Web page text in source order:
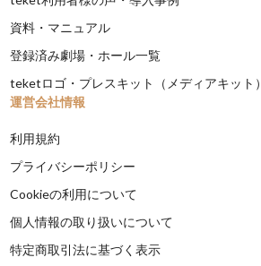
資料・マニュアル
登録済み劇場・ホール一覧
teketロゴ・プレスキット（メディアキット）
運営会社情報
利用規約
プライバシーポリシー
Cookieの利用について
個人情報の取り扱いについて
特定商取引法に基づく表示